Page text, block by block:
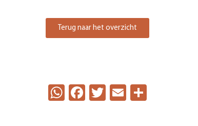
Terug naar het overzicht
WhatsApp
Facebook
Twitter
Email